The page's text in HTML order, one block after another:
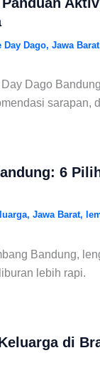
Day Dago, Jawa Barat
Dago
sarapan,
6
, Jawa Barat,
Bandung,
lebih rapi.
di